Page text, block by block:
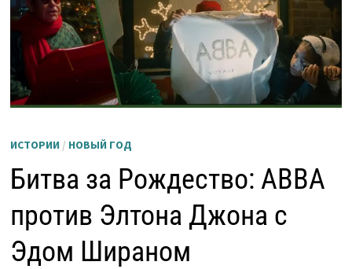
ИСТОРИИ / НОВЫЙ ГОД
Битва за Рождество: ABBA
против Элтона Джона с
Эдом Шираном